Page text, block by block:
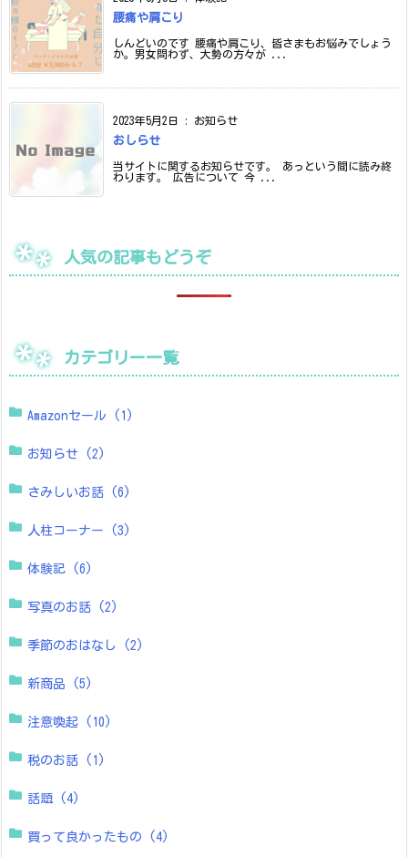
腰痛や肩こり
しんどいのです 腰痛や肩こり、皆さまもお悩みでしょう
か。男女問わず、大勢の方々が ...
2023年5月2日 : お知らせ
おしらせ
当サイトに関するお知らせです。 あっという間に読み終
わります。 広告について 今 ...
人気の記事もどうぞ
カテゴリー一覧
Amazonセール (1)
お知らせ (2)
さみしいお話 (6)
人柱コーナー (3)
体験記 (6)
写真のお話 (2)
季節のおはなし (2)
新商品 (5)
注意喚起 (10)
税のお話 (1)
話題 (4)
買って良かったもの (4)